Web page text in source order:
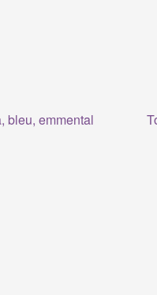
bleu, emmental